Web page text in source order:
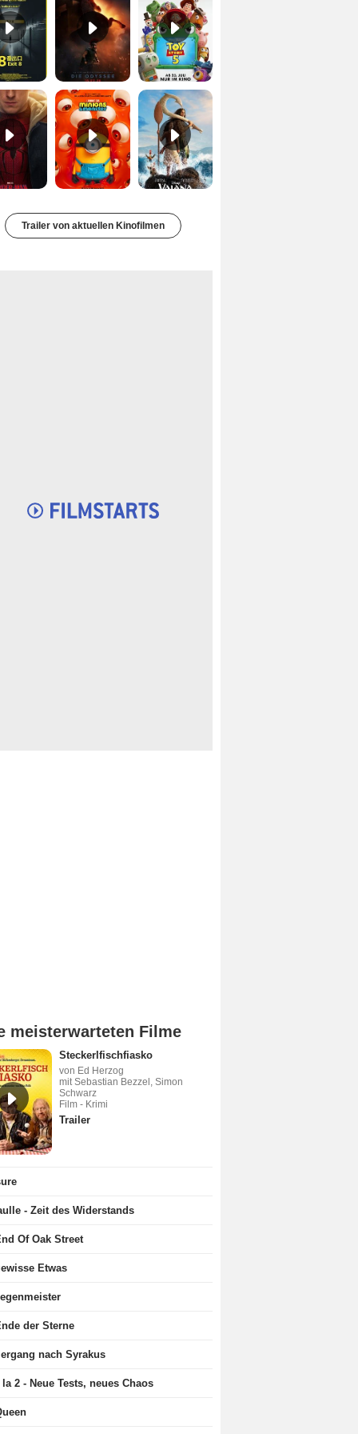
Minions & Monster Trailer (3) DF Vaiana Trailer (2) DF
Trailer von aktuellen Kinofilmen
meisterwarteten Filme
Steckerlfischfiasko
von Ed Herzog
mit Sebastian Bezzel, Simon
Schwarz
Film - Krimi
Trailer
- Zeit des Widerstands
Of Oak Street
Etwas
der Sterne
nach Syrakus
2 - Neue Tests, neues Chaos